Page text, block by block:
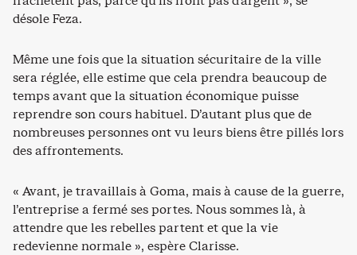
désole Feza.
Même une fois que la situation sécuritaire de la ville
sera réglée, elle estime que cela prendra beaucoup de
temps avant que la situation économique puisse
reprendre son cours habituel. D’autant plus que de
nombreuses personnes ont vu leurs biens être pillés lors
des affrontements.
« Avant, je travaillais à Goma, mais à cause de la guerre,
l’entreprise a fermé ses portes. Nous sommes là, à
attendre que les rebelles partent et que la vie
redevienne normale », espère Clarisse.